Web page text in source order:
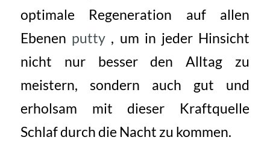
optimale Regeneration auf allen
Ebenen putty, um in jeder Hinsicht
nicht nur besser den Alltag zu
meistern, sondern auch gut und
erholsam mit dieser Kraftquelle
Schlaf durch die Nacht zu kommen.